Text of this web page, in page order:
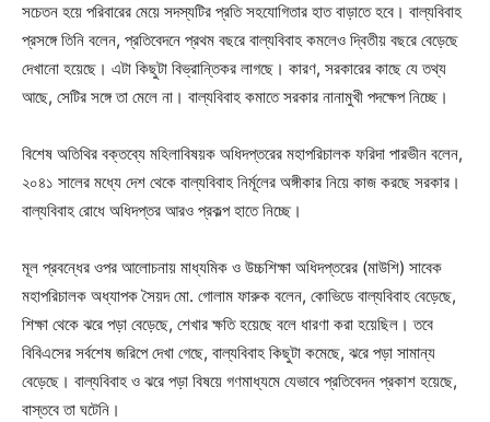
সচেতন হয়ে পরিবারের মেয়ে সদস্যটির প্রতি সহযোগিতার হাত বাড়াতে হবে। বাল্যবিবাহ
প্রসঙ্গে তিনি বলেন, প্রতিবেদনে প্রথম বছরে বাল্যবিবাহ কমলেও দ্বিতীয় বছরে বেড়েছে
দেখানো হয়েছে। এটা কিছুটা বিভ্রান্তিকর লাগছে। কারণ, সরকারের কাছে যে তথ্য
আছে, সেটির সঙ্গে তা মেলে না। বাল্যবিবাহ কমাতে সরকার নানামুখী পদক্ষেপ নিচ্ছে।
বিশেষ অতিথির বক্তব্যে মহিলাবিষয়ক অধিদপ্তরের মহাপরিচালক ফরিদা পারভীন বলেন,
২০৪১ সালের মধ্যে দেশ থেকে বাল্যবিবাহ নির্মূলের অঙ্গীকার নিয়ে কাজ করছে সরকার।
বাল্যবিবাহ রোধে অধিদপ্তর আরও প্রকল্প হাতে নিচ্ছে।
মূল প্রবন্ধের ওপর আলোচনায় মাধ্যমিক ও উচ্চশিক্ষা অধিদপ্তরের (মাউশি) সাবেক
মহাপরিচালক অধ্যাপক সৈয়দ মো. গোলাম ফারুক বলেন, কোভিডে বাল্যবিবাহ বেড়েছে,
শিক্ষা থেকে ঝরে পড়া বেড়েছে, শেখার ক্ষতি হয়েছে বলে ধারণা করা হয়েছিল। তবে
বিবিএসের সর্বশেষ জরিপে দেখা গেছে, বাল্যবিবাহ কিছুটা কমেছে, ঝরে পড়া সামান্য
বেড়েছে। বাল্যবিবাহ ও ঝরে পড়া বিষয়ে গণমাধ্যমে যেভাবে প্রতিবেদন প্রকাশ হয়েছে,
বাস্তবে তা ঘটেনি।